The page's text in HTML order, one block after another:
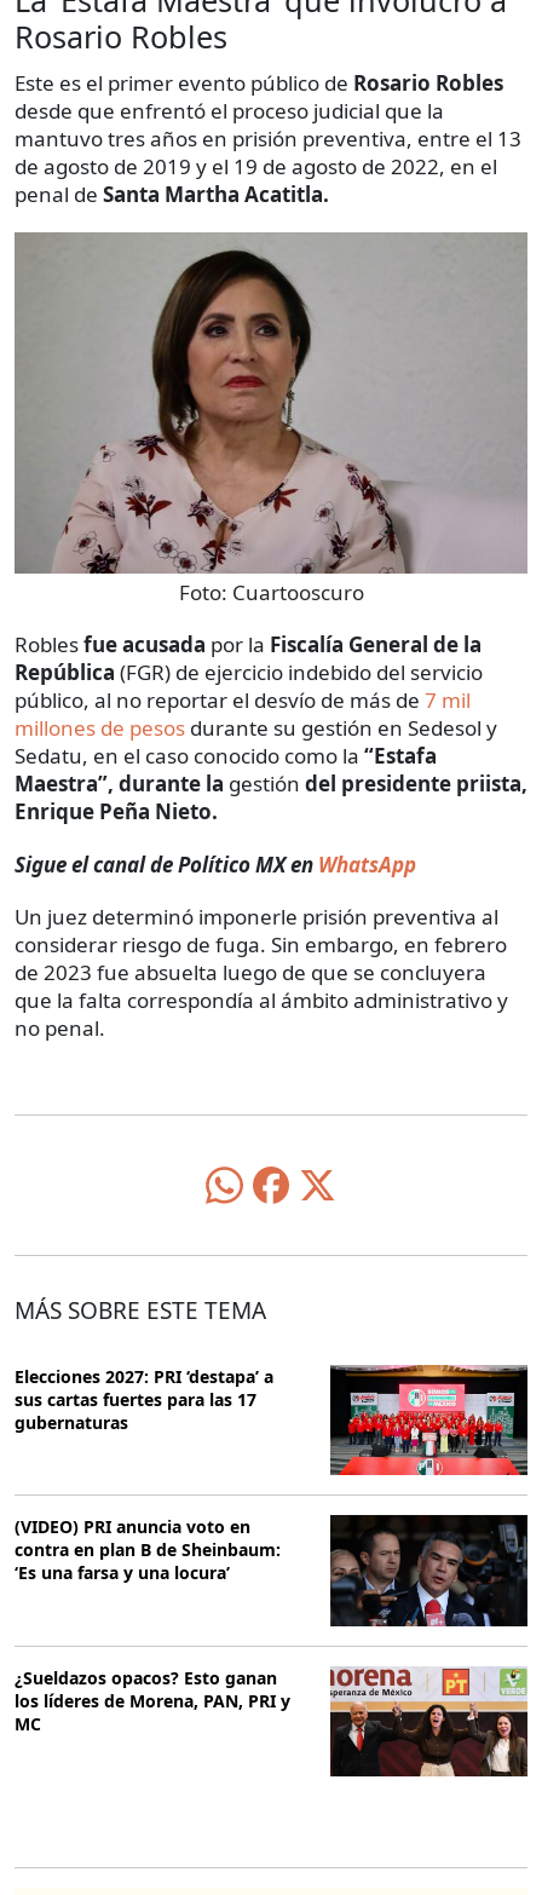
Rosario Robles
Este es el primer evento público de Rosario Robles
desde que enfrentó el proceso judicial que la
mantuvo tres años en prisión preventiva, entre el 13
de agosto de 2019 y el 19 de agosto de 2022, en el
penal de Santa Martha Acatitla.
Foto: Cuartooscuro
Roblesfue acusada por la Fiscalía General de la
República (FGR) de ejercicio indebido del servicio
público, al no reportar el desvío de más de 7 mil
millones de pesos durante su gestión en Sedesol y
Sedatu, en el caso conocido como la “Estafa
Maestra”, durante la gestión del presidente priista,
Enrique Peña Nieto.
Sigue el canal de Político MX en WhatsApp
Un juez determinó imponerle prisión preventiva al
considerar riesgo de fuga. Sin embargo, en febrero
de 2023 fue absuelta luego de que se concluyera
que la falta correspondía al ámbito administrativo y
no penal.
MÁS SOBRE ESTE TEMA
Elecciones 2027: PRI ‘destapa’ a
sus cartas fuertes para las 17
gubernaturas
(VIDEO) PRI anuncia voto en
contra en plan B de Sheinbaum:
‘Es una farsa y una locura’
¿Sueldazos opacos? Esto ganan
los líderes de Morena, PAN, PRI y
MC